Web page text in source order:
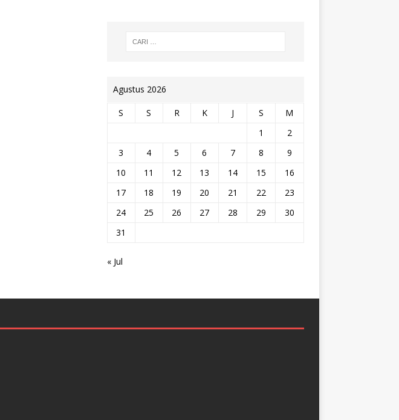
Agustus 2026
S S R K J S
M
1
2
3
4 5 6 7 8
9
10
11 12 13 14 15
16
17
18 19 20 21 22
23
24
25 26 27 28 29
30
31
« Jul